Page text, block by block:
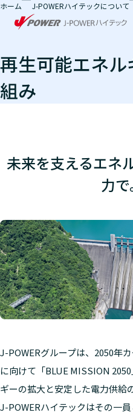
本文へ移動
ホーム J-POWERハイテックについて
再生可能エネル
組み
未来を支えるエネ
力で
J-POWERグループは、2050年
に向けて「BLUE MISSION
ギーの拡大と安定した電力供給
J-POWERハイテックはその一